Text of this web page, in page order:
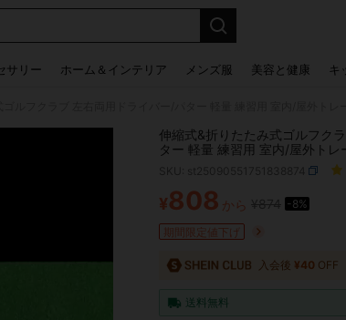
サリー ホーム＆インテリア メンズ服 美容と健康 キ
伸縮式&折りたたみ式ゴルフク
ター 軽量 練習用 室内/屋外トレ
スでも使用可能 初心者からプロ
PRICE AND
¥808 から -8%
期間限定値下げ
入会後 ¥40 OFF
送料無料